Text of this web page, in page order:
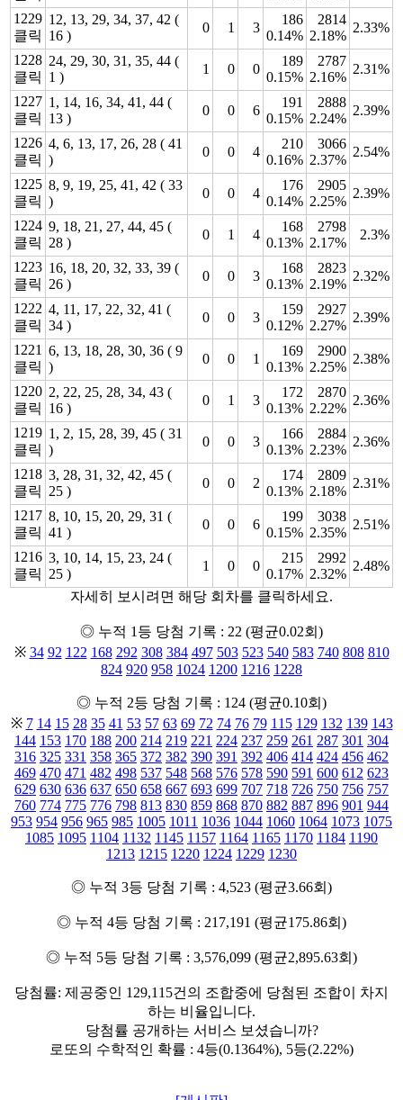
1229
클릭
12, 13, 29, 34, 37, 42 (
16 )
0 1 3
186
0.14%
2814
2.18%
2.33%
1228
클릭
24, 29, 30, 31, 35, 44 (
1 )
1 0 0
189
0.15%
2787
2.16%
2.31%
1227
클릭
1, 14, 16, 34, 41, 44 (
13 )
0 0 6
191
0.15%
2888
2.24%
2.39%
1226
클릭
4, 6, 13, 17, 26, 28 ( 41
)
0 0 4
210
0.16%
3066
2.37%
2.54%
1225
클릭
8, 9, 19, 25, 41, 42 ( 33
)
0 0 4
176
0.14%
2905
2.25%
2.39%
1224
클릭
9, 18, 21, 27, 44, 45 (
28 )
0 1 4
168
0.13%
2798
2.17%
2.3%
1223
클릭
16, 18, 20, 32, 33, 39 (
26 )
0 0 3
168
0.13%
2823
2.19%
2.32%
1222
클릭
4, 11, 17, 22, 32, 41 (
34 )
0 0 3
159
0.12%
2927
2.27%
2.39%
1221
클릭
6, 13, 18, 28, 30, 36 ( 9
)
0 0 1
169
0.13%
2900
2.25%
2.38%
1220
클릭
2, 22, 25, 28, 34, 43 (
16 )
0 1 3
172
0.13%
2870
2.22%
2.36%
1219
클릭
1, 2, 15, 28, 39, 45 ( 31
)
0 0 3
166
0.13%
2884
2.23%
2.36%
1218
클릭
3, 28, 31, 32, 42, 45 (
25 )
0 0 2
174
0.13%
2809
2.18%
2.31%
1217
클릭
8, 10, 15, 20, 29, 31 (
41 )
0 0 6
199
0.15%
3038
2.35%
2.51%
1216
클릭
3, 10, 14, 15, 23, 24 (
25 )
1 0 0
215
0.17%
2992
2.32%
2.48%
자세히 보시려면 해당 회차를 클릭하세요.
◎ 누적 1등 당첨 기록 : 22 (평균0.02회)
※ 34 92 122 168 292 308 384 497 503 523 540 583 740 808 810
824 920 958 1024 1200 1216 1228
◎ 누적 2등 당첨 기록 : 124 (평균0.10회)
※ 7 14 15 28 35 41 53 57 63 69 72 74 76 79 115 129 132 139 143
144 153 170 188 200 214 219 221 224 237 259 261 287 301 304
316 325 331 358 365 372 382 390 391 392 406 414 424 456 462
469 470 471 482 498 537 548 568 576 578 590 591 600 612 623
629 630 636 637 650 658 667 693 699 707 718 726 750 756 757
760 774 775 776 798 813 830 859 868 870 882 887 896 901 944
953 954 956 965 985 1005 1011 1036 1044 1060 1064 1073 1075
1085 1095 1104 1132 1145 1157 1164 1165 1170 1184 1190
1213 1215 1220 1224 1229 1230
◎ 누적 3등 당첨 기록 : 4,523 (평균3.66회)
◎ 누적 4등 당첨 기록 : 217,191 (평균175.86회)
◎ 누적 5등 당첨 기록 : 3,576,099 (평균2,895.63회)
당첨률: 제공중인 129,115건의 조합중에 당첨된 조합이 차지
하는 비율입니다.
당첨률 공개하는 서비스 보셨습니까?
로또의 수학적인 확률 : 4등(0.1364%), 5등(2.22%)